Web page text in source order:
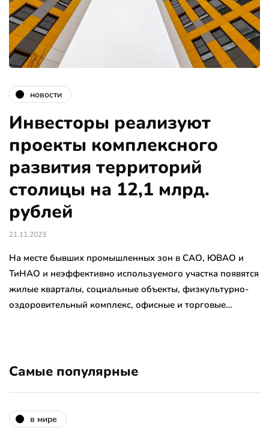
новости
Инвесторы реализуют
проекты комплексного
развития территорий
столицы на 12,1 млрд.
рублей
21.11.2023
На месте бывших промышленных зон в САО, ЮВАО и
ТиНАО и неэффективно используемого участка появятся
жилые кварталы, социальные объекты, физкультурно-
оздоровительный комплекс, офисные и торговые…
Самые популярные
в мире